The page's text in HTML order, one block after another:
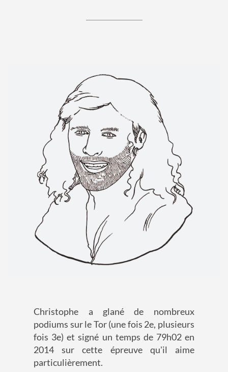
Christophe a glané de nombreux
podiums sur le Tor (une fois 2e, plusieurs
fois 3e) et signé un temps de 79h02 en
2014 sur cette épreuve qu'il aime
particulièrement.